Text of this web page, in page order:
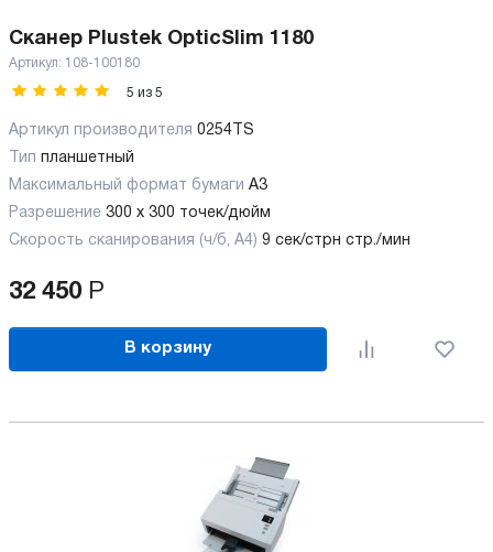
Сканер Plustek OpticSlim 1180
Артикул: 108-100180
5 из 5
Артикул производителя 0254TS
Тип планшетный
Максимальный формат бумаги А3
Разрешение 300 х 300 точек/дюйм
Скорость сканирования (ч/б, А4) 9 сек/стрн стр./мин
32 450 Р
В корзину